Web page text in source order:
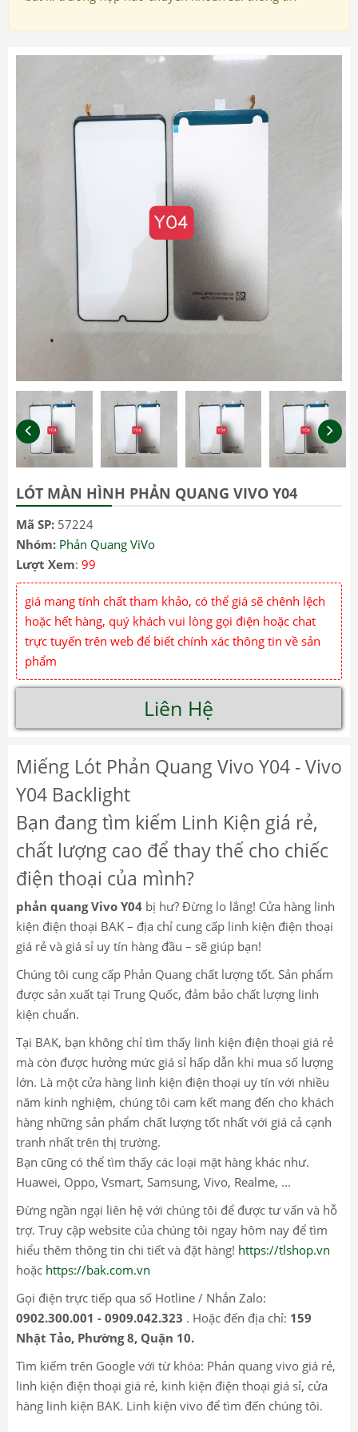
LÓT MÀN HÌNH PHẢN QUANG VIVO Y04
Mã SP: 57224
Nhóm: Phản Quang ViVo
Lượt Xem: 99
giá mang tính chất tham khảo, có thể giá sẽ chênh lệch
hoặc hết hàng, quý khách vui lòng gọi điện hoặc chat
trực tuyến trên web để biết chính xác thông tin về sản
phẩm
Liên Hệ
Miếng Lót Phản Quang Vivo Y04 - Vivo
Y04 Backlight
Bạn đang tìm kiếm Linh Kiện giá rẻ,
chất lượng cao để thay thế cho chiếc
điện thoại của mình?
phản quang Vivo Y04 bị hư? Đừng lo lắng! Cửa hàng linh
kiện điện thoại BAK – địa chỉ cung cấp linh kiện điện thoại
giá rẻ và giá sỉ uy tín hàng đầu – sẽ giúp bạn!
Chúng tôi cung cấp Phản Quang chất lượng tốt. Sản phẩm
được sản xuất tại Trung Quốc, đảm bảo chất lượng linh
kiện chuẩn.
Tại BAK, bạn không chỉ tìm thấy linh kiện điện thoại giá rẻ
mà còn được hưởng mức giá sỉ hấp dẫn khi mua số lượng
lớn. Là một cửa hàng linh kiện điện thoại uy tín với nhiều
năm kinh nghiệm, chúng tôi cam kết mang đến cho khách
hàng những sản phẩm chất lượng tốt nhất với giá cả cạnh
tranh nhất trên thị trường.
Bạn cũng có thể tìm thấy các loại mặt hàng khác như.
Huawei, Oppo, Vsmart, Samsung, Vivo, Realme, ...
Đừng ngần ngại liên hệ với chúng tôi để được tư vấn và hỗ
trợ. Truy cập website của chúng tôi ngay hôm nay để tìm
hiểu thêm thông tin chi tiết và đặt hàng! https://tlshop.vn
hoặc https://bak.com.vn
Gọi điện trực tiếp qua số Hotline / Nhắn Zalo:
0902.300.001 - 0909.042.323 . Hoặc đến địa chỉ: 159
Nhật Tảo, Phường 8, Quận 10.
Tìm kiếm trên Google với từ khóa: Phản quang vivo giá rẻ,
linh kiện điện thoại giá rẻ, kinh kiện điện thoại giá sỉ, cửa
hàng linh kiện BAK. Linh kiện vivo để tìm đến chúng tôi.